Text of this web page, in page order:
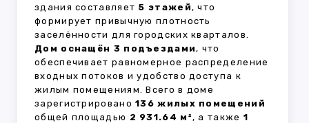
здания составляет 5 этажей, что
формирует привычную плотность
заселённости для городских кварталов.
Дом оснащён 3 подъездами, что
обеспечивает равномерное распределение
входных потоков и удобство доступа к
жилым помещениям. Всего в доме
зарегистрировано136 жилых помещений
общей площадью 2 931.64 м², а также 1